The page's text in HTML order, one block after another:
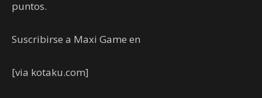
puntos.
Suscribirse a Maxi Game en
[via kotaku.com]